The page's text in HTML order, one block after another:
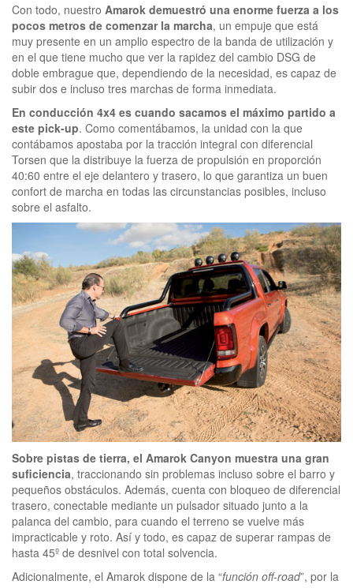
Con todo, nuestro Amarok demuestró una enorme fuerza a los
pocos metros de comenzar la marcha, un empuje que está
muy presente en un amplio espectro de la banda de utilización y
en el que tiene mucho que ver la rapidez del cambio DSG de
doble embrague que, dependiendo de la necesidad, es capaz de
subir dos e incluso tres marchas de forma inmediata.
En conducción 4x4 es cuando sacamos el máximo partido a
este pick-up. Como comentábamos, la unidad con la que
contábamos apostaba por la tracción integral con diferencial
Torsen que la distribuye la fuerza de propulsión en proporción
40:60 entre el eje delantero y trasero, lo que garantiza un buen
confort de marcha en todas las circunstancias posibles, incluso
sobre el asfalto.
Sobre pistas de tierra, el Amarok Canyon muestra una gran
suficiencia, traccionando sin problemas incluso sobre el barro y
pequeños obstáculos. Además, cuenta con bloqueo de diferencial
trasero, conectable mediante un pulsador situado junto a la
palanca del cambio, para cuando el terreno se vuelve más
impracticable y roto. Así y todo, es capaz de superar rampas de
hasta 45º de desnivel con total solvencia.
Adicionalmente, el Amarok dispone de la “función off-road”, por la